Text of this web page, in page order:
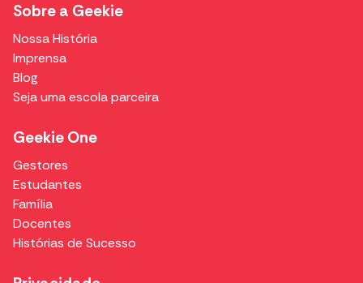
Sobre a Geekie
Nossa História
Imprensa
Blog
Seja uma escola parceira
Geekie One
Gestores
Estudantes
Família
Docentes
Histórias de Sucesso